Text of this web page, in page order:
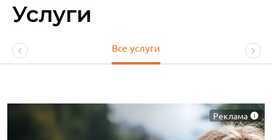
Услуги
Все услуги
Реклама